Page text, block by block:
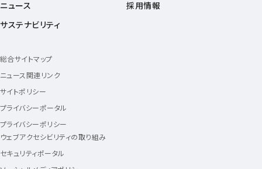
ニュース
サステナビリティ
採用情報
総合サイトマップ
ニュース関連リンク
サイトポリシー
プライバシーポータル
プライバシーポリシー
ウェブアクセシビリティの取り組み
セキュリティポータル